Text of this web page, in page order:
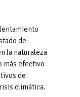
de
la naturaleza
más efectivo
de
climática.